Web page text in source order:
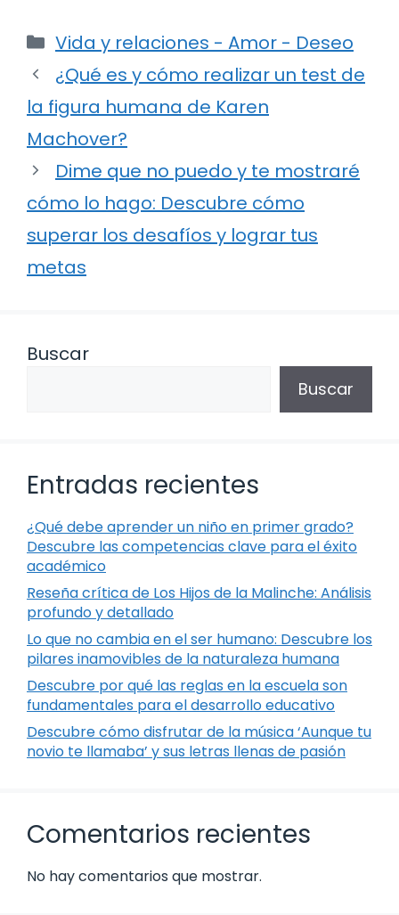
Categorías
Vida y relaciones - Amor - Deseo
¿Qué es y cómo realizar un test de
la figura humana de Karen
Machover?
Dime que no puedo y te mostraré
cómo lo hago: Descubre cómo
superar los desafíos y lograr tus
metas
Buscar
Buscar
Entradas recientes
¿Qué debe aprender un niño en primer grado?
Descubre las competencias clave para el éxito
académico
Reseña crítica de Los Hijos de la Malinche: Análisis
profundo y detallado
Lo que no cambia en el ser humano: Descubre los
pilares inamovibles de la naturaleza humana
Descubre por qué las reglas en la escuela son
fundamentales para el desarrollo educativo
Descubre cómo disfrutar de la música ‘Aunque tu
novio te llamaba’ y sus letras llenas de pasión
Comentarios recientes
No hay comentarios que mostrar.